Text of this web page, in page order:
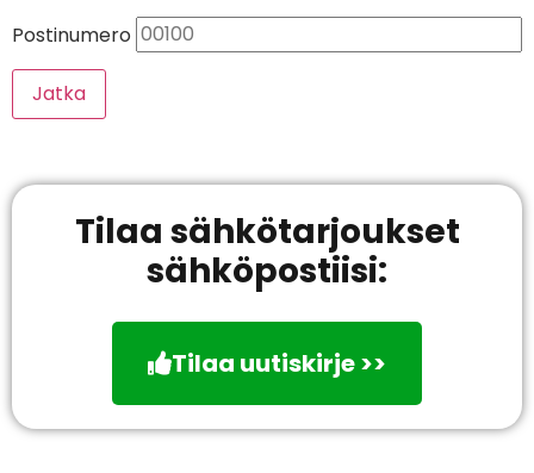
Postinumero
Jatka
Tilaa sähkötarjoukset
sähköpostiisi:
Tilaa uutiskirje >>